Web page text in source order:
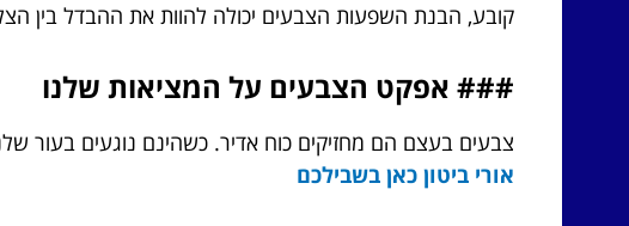
קובע, הבנת השפעות הצבעים יכולה להוות את ההבדל בין
### אפקט הצבעים על המציאות שלנו
צבעים בעצם הם מחזיקים כוח אדיר. כשהינם נוגעים בעור
אורי ביטון כאן בשבילכם